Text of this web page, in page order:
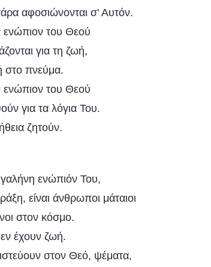
αφοσιώνονται σ' Αυτόν.
του Θεού
για τη ζωή,
στο πνεύμα.
του Θεού
για τα λόγια Του.
ζητούν.
ενώπιόν Του,
είναι άνθρωποι μάταιοι
στον κόσμο.
έχουν ζωή.
στον Θεό, ψέματα,